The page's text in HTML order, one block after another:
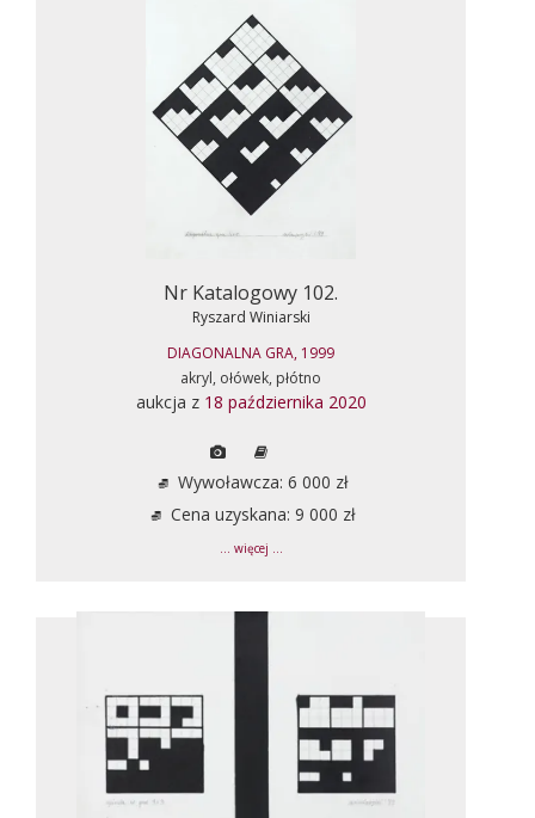
Nr Katalogowy 102.
Ryszard Winiarski
DIAGONALNA GRA, 1999
akryl, ołówek, płótno
aukcja z 18 października 2020
Wywoławcza: 6 000 zł
Cena uzyskana: 9 000 zł
... więcej ...